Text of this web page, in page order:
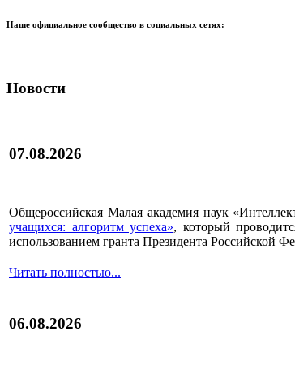
Наше официальное сообщество в социальных сетях:
Новости
07.08.2026
Общероссийская Малая академия наук
учащихся: алгоритм успеха», который
использованием гранта Президента Российской
Читать полностью...
06.08.2026